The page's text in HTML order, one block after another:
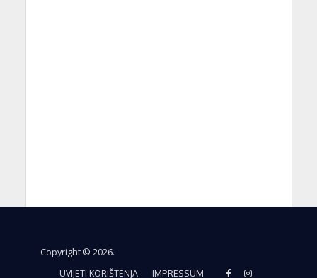
Copyright © 2026.
UVIJETI KORIŠTENJA
IMPRESSUM